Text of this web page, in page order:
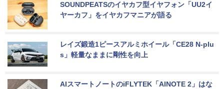
SOUNDPEATSのイヤカフ型イヤフォン「UU2イ
ヤーカフ」をイヤカフマニアが語る
レイズ鍛造1ピースアルミホイール「CE28 N-plu
s」軽量なままに剛性を向上
AIスマートノートのiFLYTEK「AINOTE 2」はな